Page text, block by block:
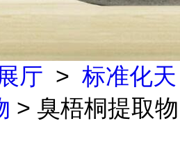
厅 > 标准化天
> 臭梧桐提取物